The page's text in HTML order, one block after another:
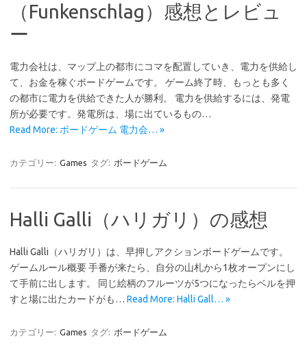
（Funkenschlag）感想とレビュ
ー
電力会社は、マップ上の都市にコマを配置していき、電力を供給し
て、お金を稼ぐボードゲームです。 ゲーム終了時、もっとも多く
の都市に電力を供給できた人が勝利。 電力を供給するには、発電
所が必要です。発電所は、場に出ているもの…
Read More: ボードゲーム 電力会… »
カテゴリー: Games タグ: ボードゲーム
Halli Galli（ハリガリ）の感想
Halli Galli（ハリガリ）は、早押しアクションボードゲームです。
ゲームルール概要 手番が来たら、自分の山札から1枚オープンにし
て手前に出します。 同じ絵柄のフルーツが5つになったらベルを押
すと場に出たカードがも… Read More: Halli Gall… »
カテゴリー: Games タグ: ボードゲーム